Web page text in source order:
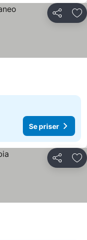
Dela
Se priser
Dela
priser